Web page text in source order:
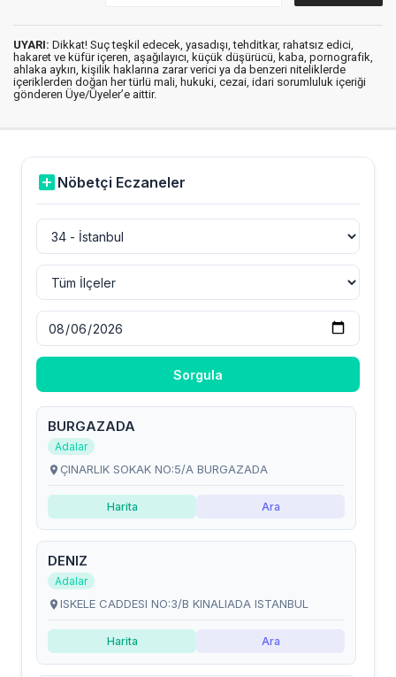
UYARI: Dikkat! Suç teşkil edecek, yasadışı, tehditkar, rahatsız edici,
hakaret ve küfür içeren, aşağılayıcı, küçük düşürücü, kaba, pornografik,
ahlaka aykırı, kişilik haklarına zarar verici ya da benzeri niteliklerde
içeriklerden doğan her türlü mali, hukuki, cezai, idari sorumluluk içeriği
gönderen Üye/Üyeler’e aittir.